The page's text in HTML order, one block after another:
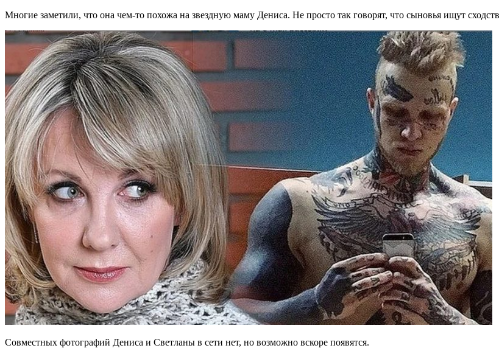
Многие заметили, что она чем-то похожа на звездную маму Дениса. Не просто так говорят, что сыновья ищут
Совместных фотографий Дениса и Светланы в сети нет, но возможно вскоре появятся.